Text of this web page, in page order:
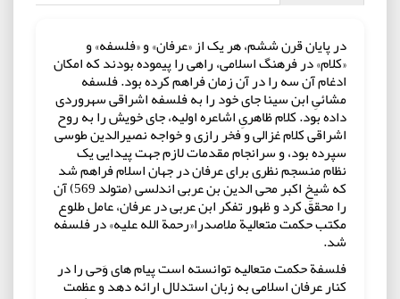
در پایان قرن ششم، هر یک از «عرفان» و «فلسفه» و
«کلام» در فرهنگ اسلامی، راهی را پیموده بودند که امکان
ادغام آن سه را در آن زمان فراهم کرده بود. فلسفه
مشائیِ ابن سینا جای خود را به فلسفه اشراقی سهروردی
داده بود. کلام ظاهریِ اشاعره اولیه، جای خویش را به روح
اشراقی کلام غزالی و فخر رازی و خواجه نصیرالدین طوسی
سپرده بود، و سرانجام مقدمات لازم جهت پیدایی یک
نظام منسجم نظری برای عرفان در جهان اسلام فراهم شد
که شیخِ اکبر محی الدین بن عربی اندلسی (متولد 569) آن
را محقق کرد و ظهور تفکر ابن عربی در عرفان، عامل طلوع
مکتب حکمت متعالیة ملاصدرا«رحمة الله علیه» در فلسفه
شد.
فلسفة حکمت متعالیه توانسته است پیام های وَحی را در
کنار عرفان اسلامی به زبان استدلال ارائه دهد و عظمت